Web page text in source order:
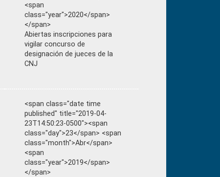
<span
class="year">2020</span>
</span>
Abiertas inscripciones para
vigilar concurso de
designación de jueces de la
CNJ
<span class="date time
published" title="2019-04-
23T14:50:23-0500"><span
class="day">23</span> <span
class="month">Abr</span>
<span
class="year">2019</span>
</span>